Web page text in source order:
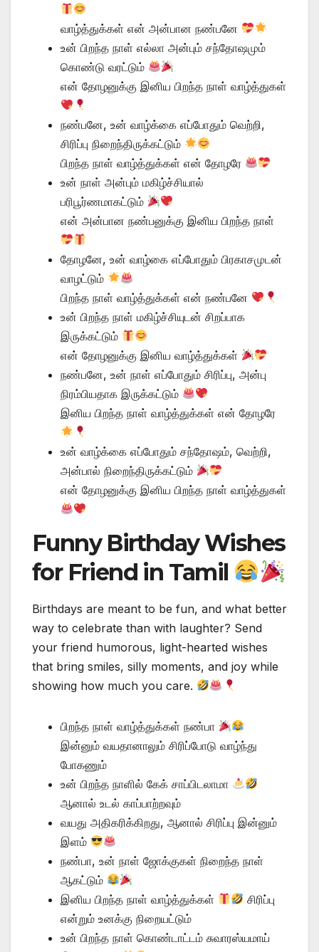
வாழ்த்துக்கள் என் அன்பான நண்பனே
உன் பிறந்த நாள் எல்லா அன்பும் சந்தோஷமும்
கொண்டு வரட்டும்
என் தோழனுக்கு இனிய பிறந்த நாள் வாழ்த்துகள்
நண்பனே, உன் வாழ்க்கை எப்போதும் வெற்றி,
சிரிப்பு நிறைந்திருக்கட்டும்
பிறந்த நாள் வாழ்த்துக்கள் என் தோழரே
உன் நாள் அன்பும் மகிழ்ச்சியால்
பரிபூர்ணமாகட்டும்
என் அன்பான நண்பனுக்கு இனிய பிறந்த நாள்
தோழனே, உன் வாழ்கை எப்போதும் பிரகாசமுடன்
வாழட்டும்
பிறந்த நாள் வாழ்த்துக்கள் என் நண்பனே
உன் பிறந்த நாள் மகிழ்ச்சியுடன் சிறப்பாக
இருக்கட்டும்
என் தோழனுக்கு இனிய வாழ்த்துக்கள்
நண்பனே, உன் நாள் எப்போதும் சிரிப்பு, அன்பு
நிரம்பியதாக இருக்கட்டும்
இனிய பிறந்த நாள் வாழ்த்துக்கள் என் தோழரே
உன் வாழ்க்கை எப்போதும் சந்தோஷம், வெற்றி,
அன்பால் நிறைந்திருக்கட்டும்
என் தோழனுக்கு இனிய பிறந்த நாள் வாழ்த்துகள்
Funny Birthday Wishes
for Friend in Tamil
Birthdays are meant to be fun, and what better
way to celebrate than with laughter? Send
your friend humorous, light-hearted wishes
that bring smiles, silly moments, and joy while
showing how much you care.
பிறந்த நாள் வாழ்த்துக்கள் நண்பா
இன்னும் வயதானாலும் சிரிப்போடு வாழ்ந்து
போகணும்
உன் பிறந்த நாளில் கேக் சாப்பிடலாமா
ஆனால் உடல் காப்பாற்றவும்
வயது அதிகரிக்கிறது, ஆனால் சிரிப்பு இன்னும்
இளம்
நண்பா, உன் நாள் ஜோக்குகள் நிறைந்த நாள்
ஆகட்டும்
இனிய பிறந்த நாள் வாழ்த்துக்கள்
சிரிப்பு
என்றும் உனக்கு நிறையட்டும்
உன் பிறந்த நாள் கொண்டாட்டம் சுவாரஸ்யமாய்